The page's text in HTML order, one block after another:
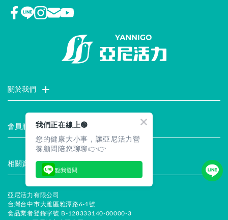
關於我們
會員服務
最新消息 註冊會員
試用索取 服務說明
相關資訊
常見問題 隱私權聲明
企業徵才 安全保證
合作提案
亞尼活力有限公司
台灣台中市大雅區雅潭路6-1號
食品業者登錄字號 B-128333140-00000-3
我們正在線上🟢
您的健康大小事，讓亞尼活力營
養顧問陪您聊聊👉👉
點我發問